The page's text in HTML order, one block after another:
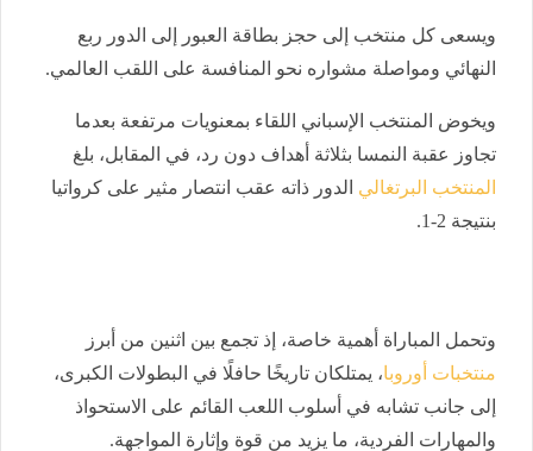
ويسعى كل منتخب إلى حجز بطاقة العبور إلى الدور ربع
النهائي ومواصلة مشواره نحو المنافسة على اللقب العالمي.
ويخوض المنتخب الإسباني اللقاء بمعنويات مرتفعة بعدما
تجاوز عقبة النمسا بثلاثة أهداف دون رد، في المقابل، بلغ
المنتخب البرتغالي الدور ذاته عقب انتصار مثير على كرواتيا
بنتيجة 2-1.
وتحمل المباراة أهمية خاصة، إذ تجمع بين اثنين من أبرز
منتخبات أوروبا، يمتلكان تاريخًا حافلًا في البطولات الكبرى،
إلى جانب تشابه في أسلوب اللعب القائم على الاستحواذ
والمهارات الفردية، ما يزيد من قوة وإثارة المواجهة.